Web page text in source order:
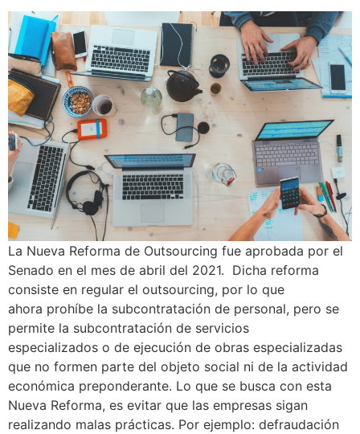
La Nueva Reforma de Outsourcing fue aprobada por el
Senado en el mes de abril del 2021. Dicha reforma
consiste en regular el outsourcing, por lo que
ahora prohíbe la subcontratación de personal, pero se
permite la subcontratación de servicios
especializados o de ejecución de obras especializadas
que no formen parte del objeto social ni de la actividad
económica preponderante. Lo que se busca con esta
Nueva Reforma, es evitar que las empresas sigan
realizando malas prácticas. Por ejemplo: defraudación